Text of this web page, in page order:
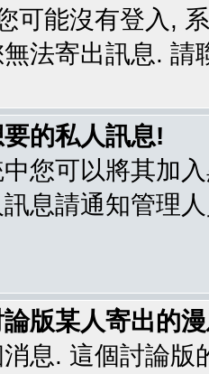
可能沒有登入,
法寄出訊息. 請
的私人訊息!
您可以將其加
息請通知管理
版某人寄出的
息. 這個討論